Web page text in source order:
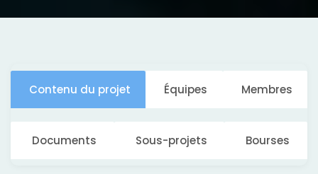
Contenu du projet Équipes Membres
Documents Sous-projets Bourses